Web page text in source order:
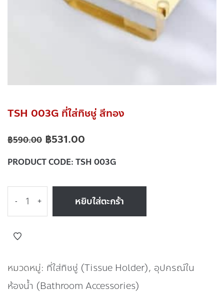
TSH 003G ที่ใส่ทิชชู่ สีทอง
฿590.00 ฿531.00
PRODUCT CODE: TSH 003G
- + หยิบใส่ตะกร้า
หมวดหมู่: ที่ใส่ทิชชู่ (Tissue Holder), อุปกรณ์ใน
ห้องน้ำ (Bathroom Accessories)